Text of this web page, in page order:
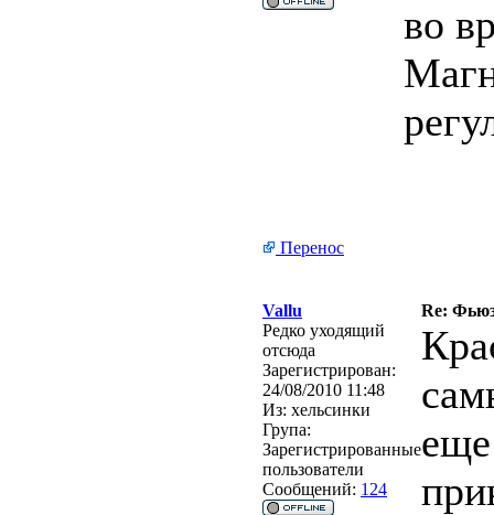
во
Перенос
Vallu
Re:
Редко уходящий
отсюда
Зарегистрирован:
24/08/2010 11:48
Из: хельсинки
Група:
Зарегистрированные
пользователи
Сообщений: 124